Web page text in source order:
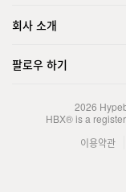
회사 소개
팔로우 하기
2026
HBX® is a
이용약관